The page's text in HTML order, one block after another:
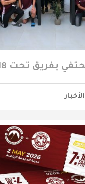
الأخبار